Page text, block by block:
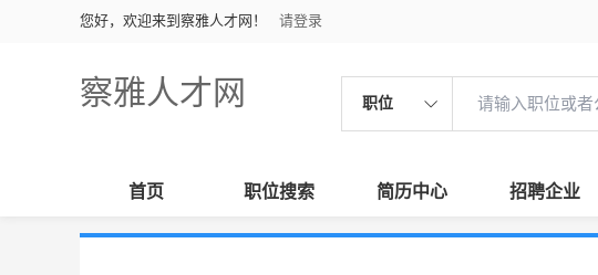
您好，欢迎来到察雅人才网！ 请登录
察雅人才网 职位
首页 职位搜索 简历中心 招聘企业